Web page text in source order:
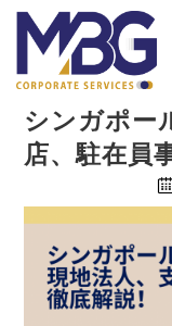
シンガポー
店、駐在員